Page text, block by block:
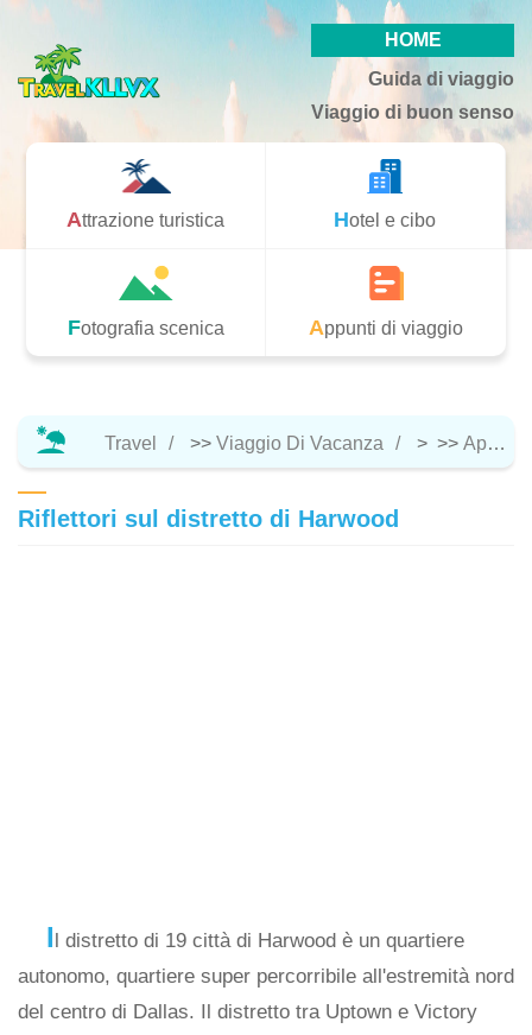
HOME
Guida di viaggio
Viaggio di buon senso
Attrazione turistica Hotel e cibo
Fotografia scenica Appunti di viaggio
Travel >> Viaggio Di Vacanza > >> Appunti Di Viaggio
Riflettori sul distretto di Harwood
Il distretto di 19 città di Harwood è un quartiere
autonomo, quartiere super percorribile all'estremità nord
del centro di Dallas. Il distretto tra Uptown e Victory